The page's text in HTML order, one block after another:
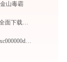
山毒霸
完美解决爱普生NX415打印机驱动安装困扰，全面下载安装教程
WPS Office错误报告 transerr.exe运行错误提示0xc000000d的解决办法